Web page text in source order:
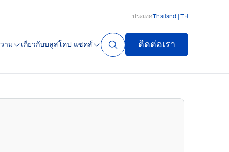
ประเทศThailand | TH
าม เกี่ยวกับบลูสโคป แซคส์ ติดต่อเรา